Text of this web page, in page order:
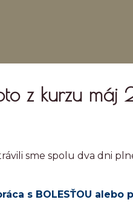
z kurzu máj
sme spolu dva dni
s BOLESŤOU alebo